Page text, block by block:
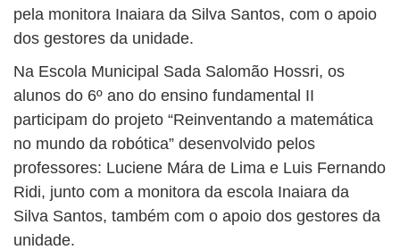
pela monitora Inaiara da Silva Santos, com o apoio
dos gestores da unidade.
Na Escola Municipal Sada Salomão Hossri, os
alunos do 6º ano do ensino fundamental II
participam do projeto “Reinventando a matemática
no mundo da robótica” desenvolvido pelos
professores: Luciene Mára de Lima e Luis Fernando
Ridi, junto com a monitora da escola Inaiara da
Silva Santos, também com o apoio dos gestores da
unidade.